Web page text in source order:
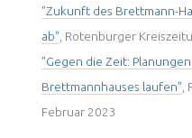
"Zukunft des Brettmann-
ab", Rotenburger
"Gegen die Zeit:
Brettmannhauses laufen",
Februar 2023